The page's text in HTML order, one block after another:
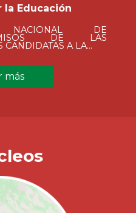
la Educación
NACIONAL DE
DE LAS
CANDIDATAS A LA...
más